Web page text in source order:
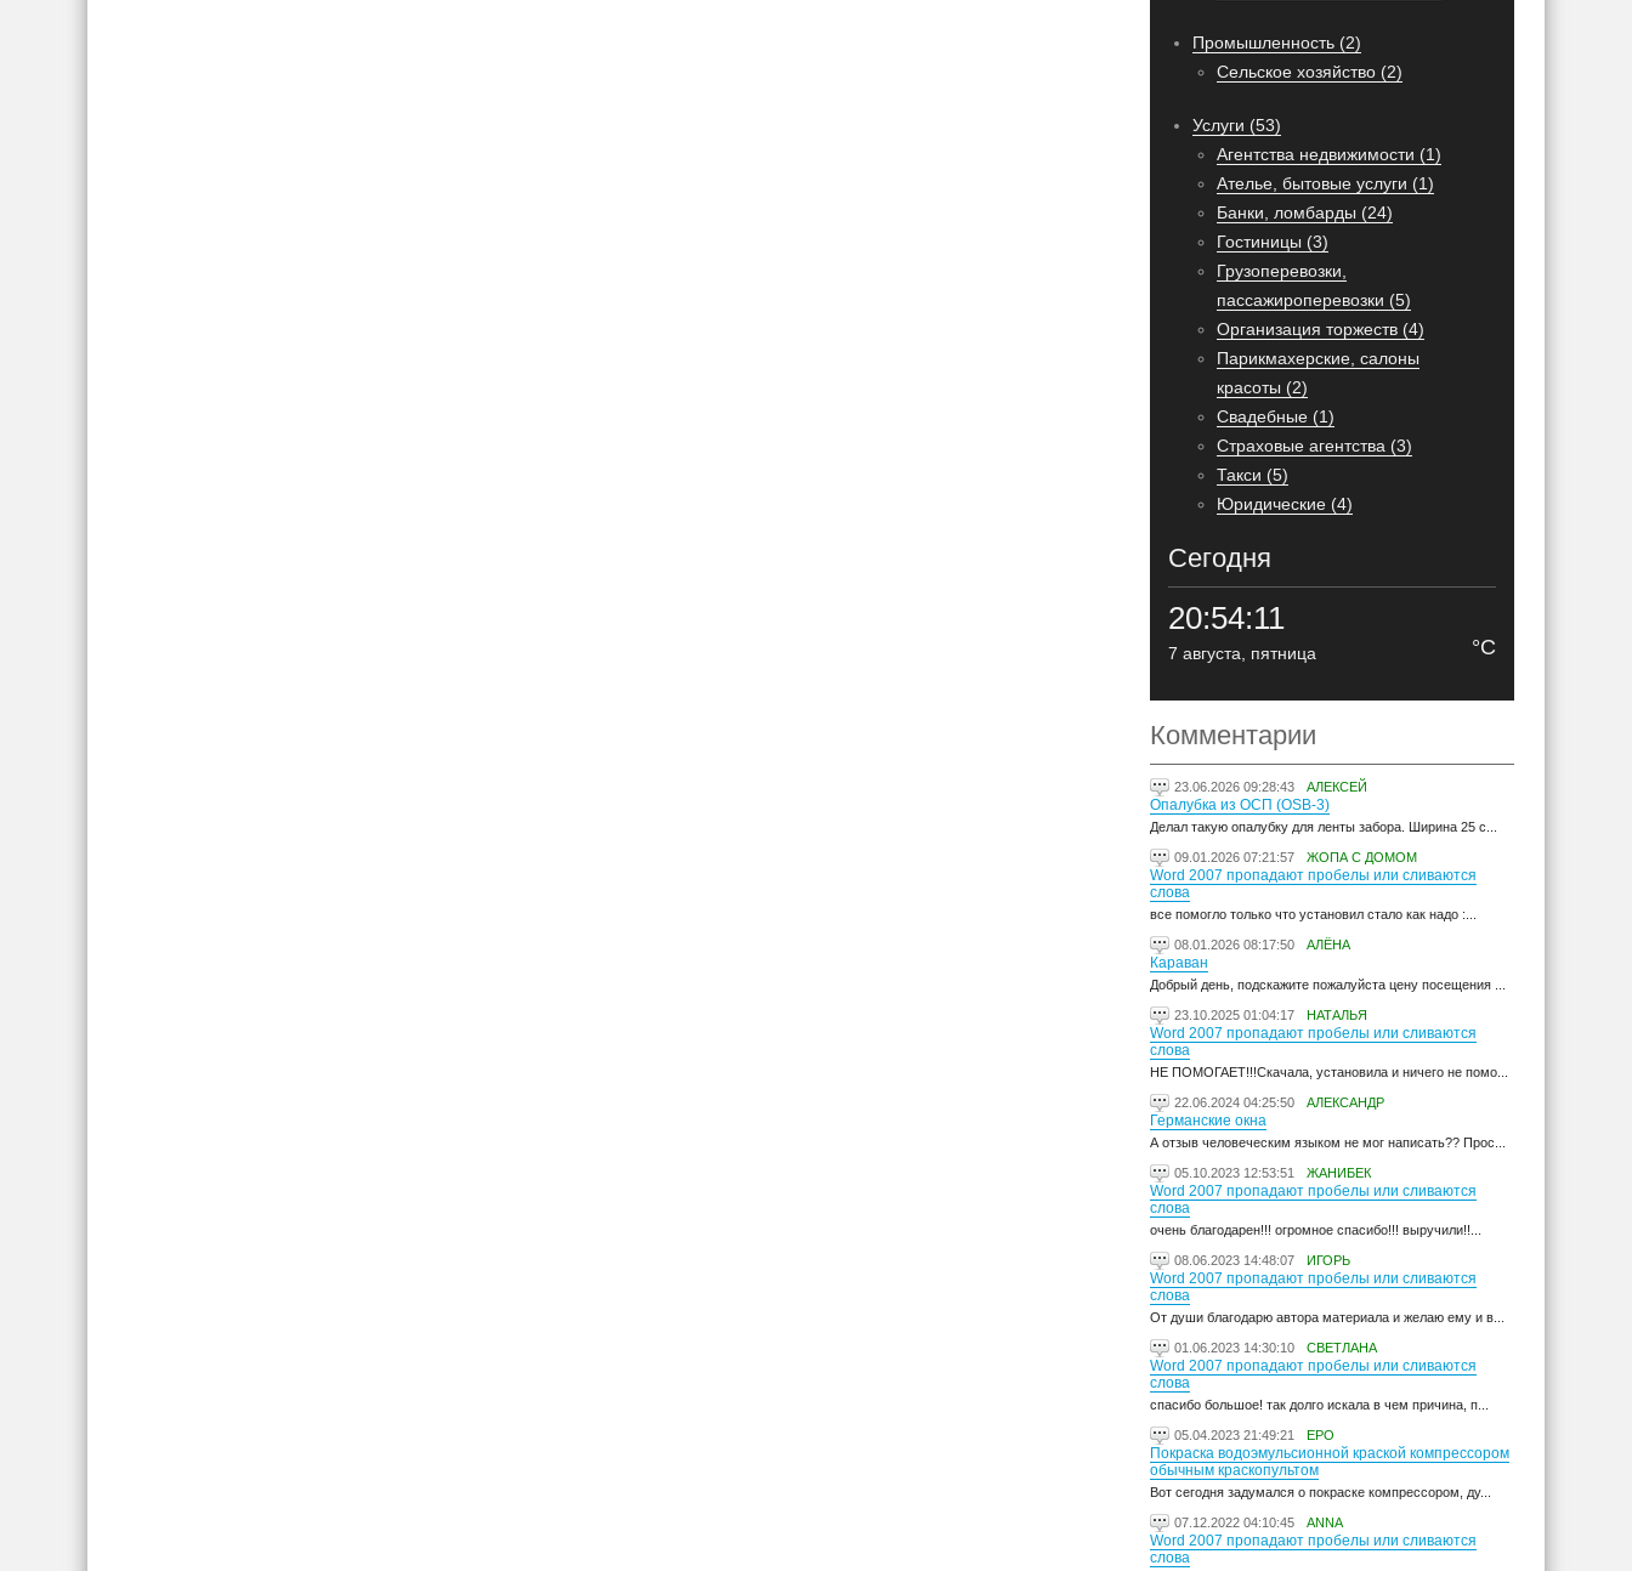
Промышленность (2)
Сельское хозяйство (2)
Услуги (53)
Агентства недвижимости (1)
Ателье, бытовые услуги (1)
Банки, ломбарды (24)
Гостиницы (3)
Грузоперевозки,
пассажироперевозки (5)
Организация торжеств (4)
Парикмахерские, салоны
красоты (2)
Свадебные (1)
Страховые агентства (3)
Такси (5)
Юридические (4)
Сегодня
°C
20:54:12
7 августа, пятница
Комментарии
23.06.2026 09:28:43 АЛЕКСЕЙ
Опалубка из ОСП (OSB-3)
Делал такую опалубку для ленты забора. Ширина 25 с...
09.01.2026 07:21:57 ЖОПА С ДОМОМ
Word 2007 пропадают пробелы или сливаются
слова
все помогло только что установил стало как надо :...
08.01.2026 08:17:50 АЛЁНА
Караван
Добрый день, подскажите пожалуйста цену посещения ...
23.10.2025 01:04:17 НАТАЛЬЯ
Word 2007 пропадают пробелы или сливаются
слова
НЕ ПОМОГАЕТ!!!Скачала, установила и ничего не помо...
22.06.2024 04:25:50 АЛЕКСАНДР
Германские окна
А отзыв человеческим языком не мог написать?? Прос...
05.10.2023 12:53:51 ЖАНИБЕК
Word 2007 пропадают пробелы или сливаются
слова
очень благодарен!!! огромное спасибо!!! выручили!!...
08.06.2023 14:48:07 ИГОРЬ
Word 2007 пропадают пробелы или сливаются
слова
От души благодарю автора материала и желаю ему и в...
01.06.2023 14:30:10 СВЕТЛАНА
Word 2007 пропадают пробелы или сливаются
слова
спасибо большое! так долго искала в чем причина, п...
05.04.2023 21:49:21 ЕРО
Покраска водоэмульсионной краской компрессором
обычным краскопультом
Вот сегодня задумался о покраске компрессором, ду...
07.12.2022 04:10:45 ANNA
Word 2007 пропадают пробелы или сливаются
слова